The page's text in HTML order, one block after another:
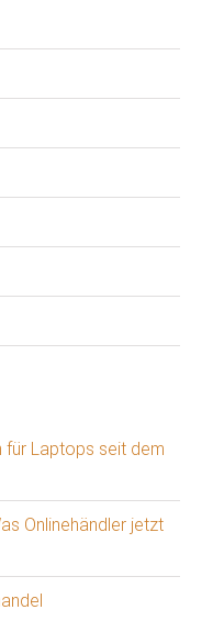
für Laptops seit dem
Onlinehändler jetzt